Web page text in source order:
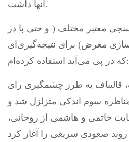
آنها داشت.
معتبر مختلف ( و حتی با در
مغرض) برای نتیجه‌گیری‌ای
که در پی می‌آید استفاده کرده‌ام:
قالیباف به طرز چشمگیری رای
سوم اندکی متزلزل شد و
خاتمی و هاشمی از روحانی،